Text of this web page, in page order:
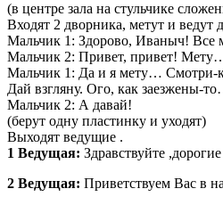
(в центре зала на стульчике
Входят 2 дворника, метут и ведут
Мальчик 1: Здорово, Иваныч! Все
Мальчик 2: Привет, привет!
Мальчик 1: Да и я мету… Смотри-
Дай взгляну. Ого, как заезжены-
Мальчик 2: А давай!
(берут одну пластинку и уходят)
Выходят ведущие .
1 Ведущая: Здравствуйте
2 Ведущая: Приветствуем Вас в